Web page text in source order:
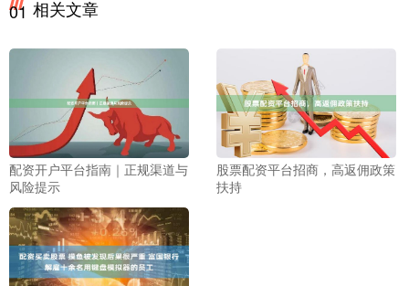
01 相关文章
配资开户平台指南｜正规渠道与
风险提示
股票配资平台招商，高返佣政策
扶持